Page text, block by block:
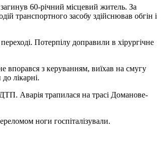
60-річний місцевий житель. За
транспортного засобу здійснював обгін і
Потерпілу доправили в хірургічне
впорався з керуванням, виїхав на смугу
лікарні.
Аварія трапилася на трасі Доманове-
ноги госпіталізували.